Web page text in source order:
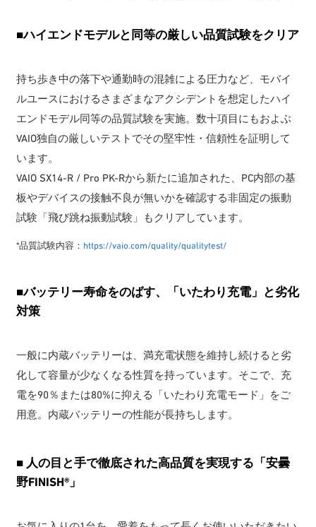
■ハイエンドモデルと同等の厳しい品質試験をクリア
持ち歩き中の落下や通勤時の混雑による圧力など、モバイ
ルユースにおけるさまざまなアクシデントを想定したハイ
エンドモデル同等の品質試験を実施。数十項目にもおよぶ
VAIO独自の厳しいテストでその堅牢性・信頼性を証明して
います。
VAIO SX14-R / Pro PK-Rから新たに追加された、PC内部の基
板やデバイスの接触不良が無いかを確認する非固定の振動
試験「飛び跳ね振動試験」もクリアしています。
*品質試験内容： https://vaio.com/quality/qualitytest/
■バッテリー寿命をのばす、「いたわり充電」と劣化
対策
一般に内蔵バッテリーは、満充電状態を維持し続けると劣
化して容量が少なくなる性質を持っています。そこで、充
電を90％または80%に抑える「いたわり充電モード」をご
用意。内蔵バッテリーの性能が長持ちします。
■ 人の目と手で徹底された高品質を実現する「安曇
野FINISH®」